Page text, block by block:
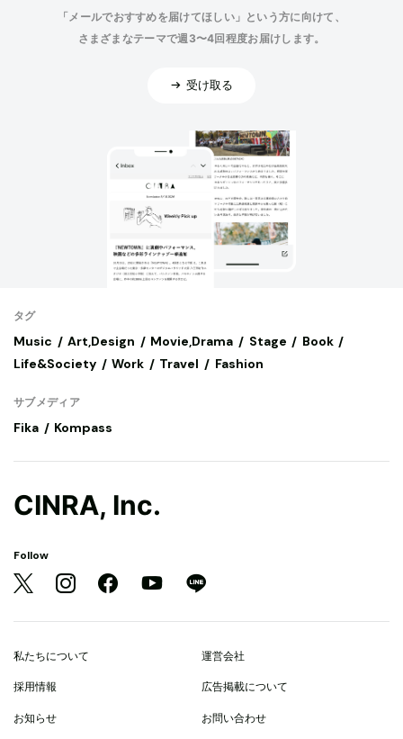
「メールでおすすめを届けてほしい」という方に向けて、
さまざまなテーマで週3〜4回程度お届けします。
受け取る
タグ
Music Art,Design Movie,Drama Stage
Book
Life&Society
Work Travel Fashion
サブメディア
Fika Kompass
CINRA, Inc.
Follow
私たちについて 運営会社
採用情報 広告掲載について
お知らせ お問い合わせ